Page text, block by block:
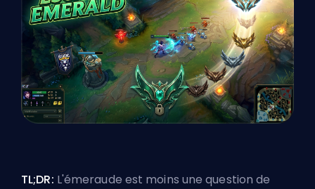
TL;DR: L'émeraude est moins une question de